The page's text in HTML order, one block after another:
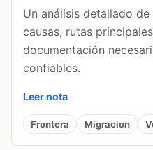
Un análisis detallado
causas, rutas
documentación
confiables.
Leer nota
Frontera Migracion